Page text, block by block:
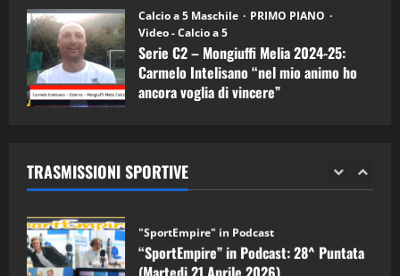
Calcio a 5 Maschile
PRIMO PIANO
Video - Calcio a 5
Serie C2 – Mongiuffi Melia 2024-25:
Carmelo Intelisano “nel mio animo ho
ancora voglia di vincere”
TRASMISSIONI SPORTIVE
1
“SportEmpire” in Podcast: 30^ Puntata
(Martedi 05 Maggio 2026)
08/05/2026
2 28/04/2026
“SportEmpire” in Podcast: 28^ Puntata
(Martedi 21 Aprile 2026)